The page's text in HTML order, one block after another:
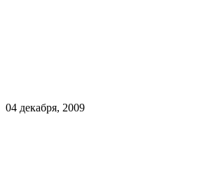
04 декабря, 2009